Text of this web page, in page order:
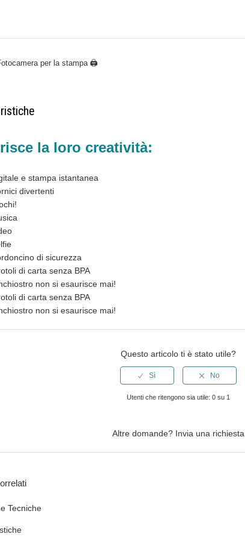
per la stampa 🖨
la loro creatività:
e stampa istantanea
divertenti
di sicurezza
di carta senza BPA
non si esaurisce mai!
di carta senza BPA
non si esaurisce mai!
Questo articolo ti è stato utile?
Utenti che ritengono sia utile: 0 su 1
Altre domande? Invia una richiesta
Tecniche